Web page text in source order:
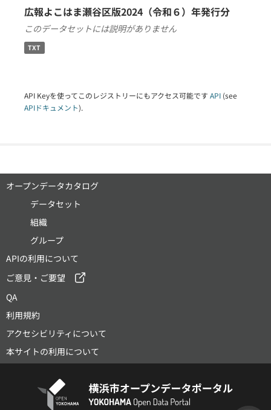
広報よこはま瀬谷区版2024（令和６）年発行分
このデータセットには説明がありません
TXT
API Keyを使ってこのレジストリーにもアクセス可能です API (see
APIドキュメント).
オープンデータカタログ
データセット
組織
グループ
APIの利用について
ご意見・ご要望
QA
利用規約
アクセシビリティについて
本サイトの利用について